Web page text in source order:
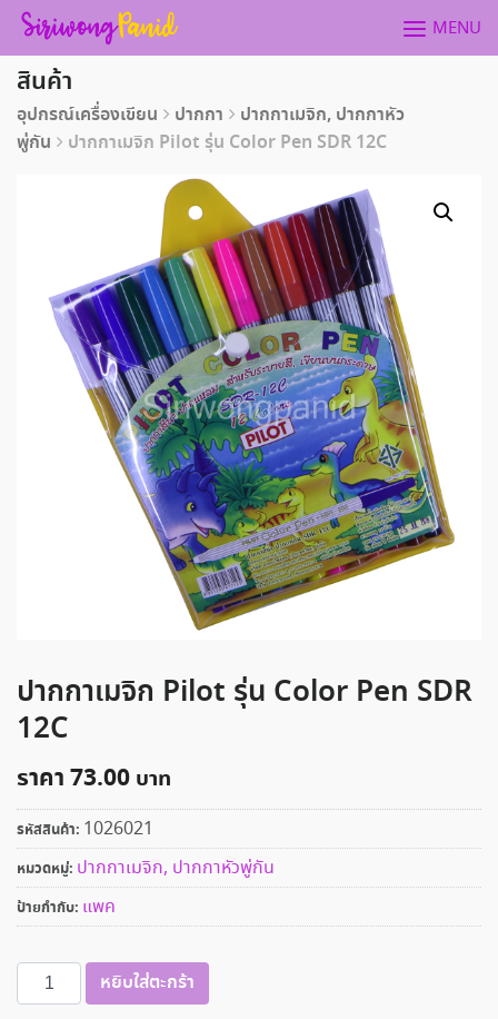
Skip
content
MENU
สินค้า
อุปกรณ์เครื่องเขียน ปากกา
ปากกาเมจิก, ปากกาหัว
พู่กัน
ปากกาเมจิก Pilot รุ่น Color Pen SDR 12C
ปากกาเมจิก Pilot รุ่น Color Pen SDR
12C
ราคา73.00
รหัสสินค้า: 1026021
หมวดหมู่: ปากกาเมจิก, ปากกาหัวพู่กัน
ป้ายกำกับ: แพค
จำนวน
ปากกา
หยิบใส่ตะกร้า